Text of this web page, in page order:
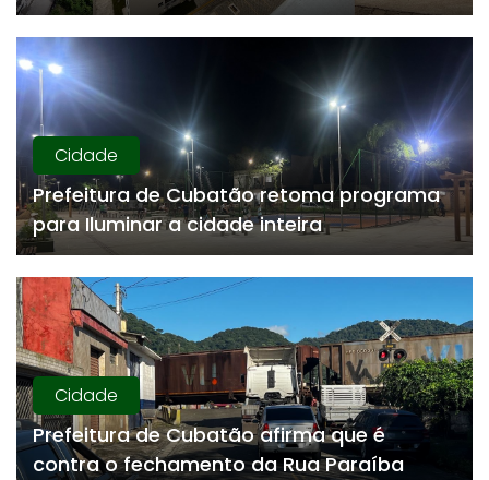
Cidade
Prefeitura de Cubatão retoma programa
para Iluminar a cidade inteira
Cidade
Prefeitura de Cubatão afirma que é
contra o fechamento da Rua Paraíba